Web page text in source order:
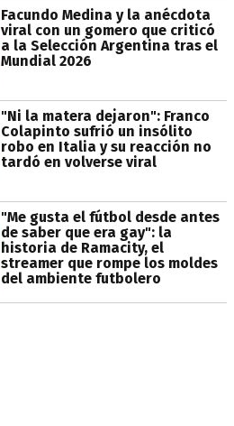
Facundo Medina y la anécdota
viral con un gomero que criticó
a la Selección Argentina tras el
Mundial 2026
"Ni la matera dejaron": Franco
Colapinto sufrió un insólito
robo en Italia y su reacción no
tardó en volverse viral
"Me gusta el fútbol desde antes
de saber que era gay": la
historia de Ramacity, el
streamer que rompe los moldes
del ambiente futbolero